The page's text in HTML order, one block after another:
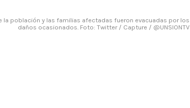
población y las familias afectadas fueron evacuadas por los
daños ocasionados. Foto: Twitter / Capture / @UNSIONTV